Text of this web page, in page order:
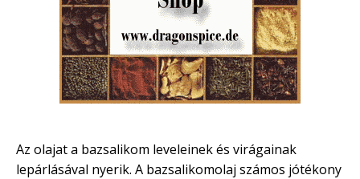
Az olajat a bazsalikom leveleinek és virágainak
lepárlásával nyerik. A bazsalikomolaj számos jótékony